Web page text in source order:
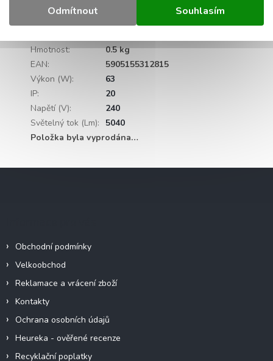
Odmítnout Souhlasím
Hmotnost:
0.5 kg
EAN:
5905155312815
Výkon (W):
63
IP:
20
Napětí (V):
240
Světelný tok (Lm):
5040
Položka byla vyprodána…
Obchodní podmínky
Velkoobchod
Reklamace a vrácení zboží
Kontakty
Ochrana osobních údajů
Heureka - ověřené recenze
Recyklační poplatky